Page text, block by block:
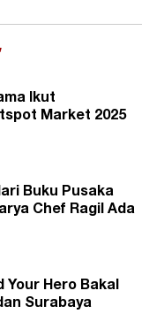
Ikut
Market 2025
Buku Pusaka
Chef Ragil Ada
Your Hero Bakal
Surabaya